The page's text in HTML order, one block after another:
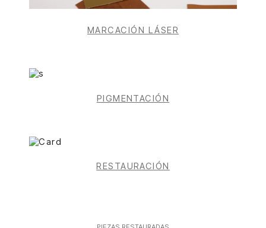
MARCACIÓN LÁSER
PIGMENTACIÓN
RESTAURACIÓN